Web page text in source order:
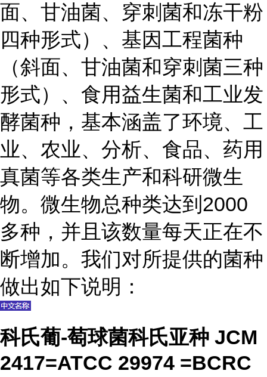
面、甘油菌、穿刺菌和冻干粉
四种形式）、基因工程菌种
（斜面、甘油菌和穿刺菌三种
形式）、食用益生菌和工业发
酵菌种，基本涵盖了环境、工
业、农业、分析、食品、药用
真菌等各类生产和科研微生
物。微生物总种类达到2000
多种，并且该数量每天正在不
断增加。我们对所提供的菌种
做出如下说明：
科氏葡-萄球菌科氏亚种 JCM
2417=ATCC 29974 =BCRC